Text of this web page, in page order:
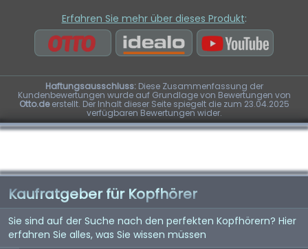
Erfahren Sie mehr über dieses Produkt:
Haftungsausschluss:Diese Zusammenfassung der
Kundenbewertungen wurde auf Grundlage von Bewertungen von
Otto.deerstellt. Der Inhalt dieser Seite spiegelt die zum 23.04.2025
verfügbaren Bewertungen wider.
Kaufratgeber für Kopfhörer
Sie sind auf der Suche nach den perfekten Kopfhörern? Hier
erfahren Sie alles, was Sie wissen müssen